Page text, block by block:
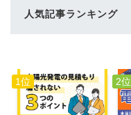
人気記事ランキング
1位 2位